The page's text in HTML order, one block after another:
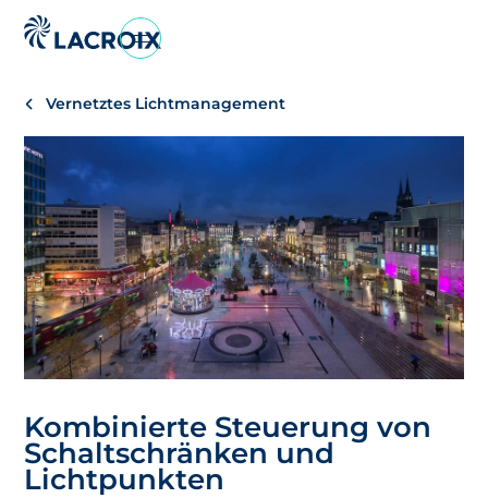
Zum
Zum
springen
Zum
Fußbereich
Vernetztes Lichtmanagement
Kombinierte Steuerung von
Schaltschränken und
Lichtpunkten